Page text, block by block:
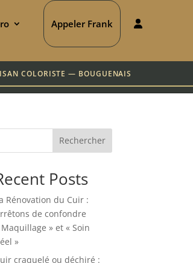
Appeler Frank
COLORISTE — BOUGUENAIS
Rechercher
Posts
Rénovation du Cuir :
de confondre
Maquillage » et « Soin
»
craquelé ou déchiré :